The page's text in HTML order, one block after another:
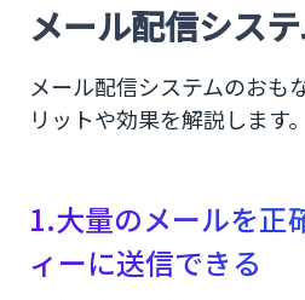
メール配信シス
メール配信システムのおも
リットや効果を解説します。
1.大量のメールを正
ィーに送信できる